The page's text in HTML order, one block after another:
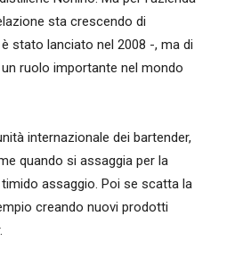
sta crescendo di
stato lanciato nel 2008 -, ma di
ruolo importante nel mondo
internazionale dei bartender,
quando si assaggia per la
assaggio. Poi se scatta la
creando nuovi prodotti